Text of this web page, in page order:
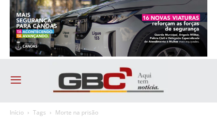
Início Tags Morte na prisão